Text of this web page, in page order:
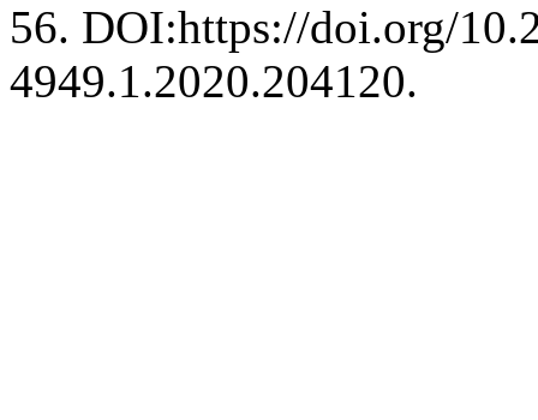
56. DOI:https://doi.org/
4949.1.2020.204120.